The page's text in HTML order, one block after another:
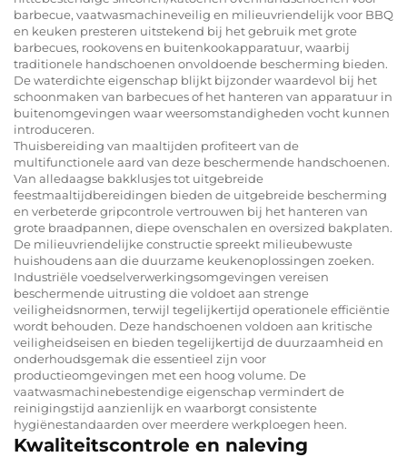
barbecue, vaatwasmachineveilig en milieuvriendelijk voor BBQ
en keuken presteren uitstekend bij het gebruik met grote
barbecues, rookovens en buitenkookapparatuur, waarbij
traditionele handschoenen onvoldoende bescherming bieden.
De waterdichte eigenschap blijkt bijzonder waardevol bij het
schoonmaken van barbecues of het hanteren van apparatuur in
buitenomgevingen waar weersomstandigheden vocht kunnen
introduceren.
Thuisbereiding van maaltijden profiteert van de
multifunctionele aard van deze beschermende handschoenen.
Van alledaagse bakklusjes tot uitgebreide
feestmaaltijdbereidingen bieden de uitgebreide bescherming
en verbeterde gripcontrole vertrouwen bij het hanteren van
grote braadpannen, diepe ovenschalen en oversized bakplaten.
De milieuvriendelijke constructie spreekt milieubewuste
huishoudens aan die duurzame keukenoplossingen zoeken.
Industriële voedselverwerkingsomgevingen vereisen
beschermende uitrusting die voldoet aan strenge
veiligheidsnormen, terwijl tegelijkertijd operationele efficiëntie
wordt behouden. Deze handschoenen voldoen aan kritische
veiligheidseisen en bieden tegelijkertijd de duurzaamheid en
onderhoudsgemak die essentieel zijn voor
productieomgevingen met een hoog volume. De
vaatwasmachinebestendige eigenschap vermindert de
reinigingstijd aanzienlijk en waarborgt consistente
hygiënestandaarden over meerdere werkploegen heen.
Kwaliteitscontrole en naleving